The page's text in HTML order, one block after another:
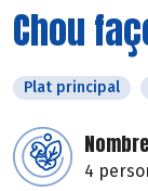
Chou
Plat principal
4